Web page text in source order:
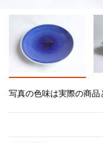
写真の色味は実際の商品